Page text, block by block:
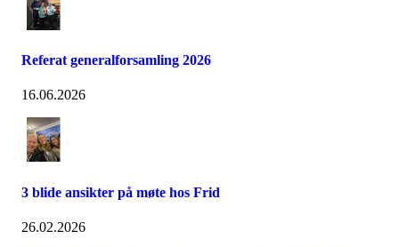
Referat generalforsamling 2026
16.06.2026
3 blide ansikter på møte hos Frid
26.02.2026